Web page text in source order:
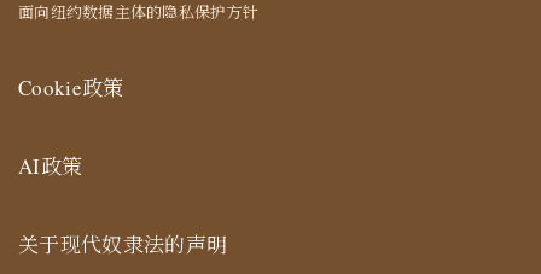
面向纽约数据主体的隐私保护方针
Cookie政策
AI政策
关于现代奴隶法的声明